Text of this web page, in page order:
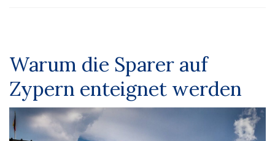
Warum die Sparer auf
Zypern enteignet werden